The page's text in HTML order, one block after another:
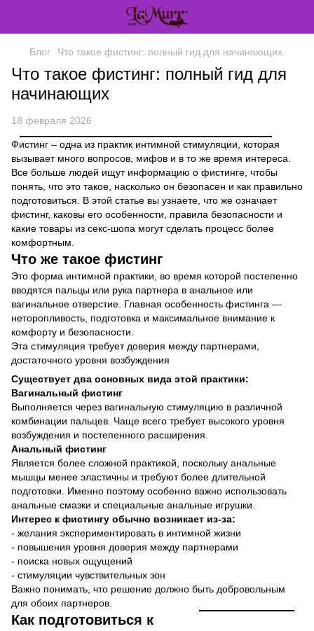
Блог Что такое фистинг: полный гид для начинающих
Что такое фистинг: полный гид для
начинающих
18 февраля 2026
Фистинг – одна из практик интимной стимуляции, которая
вызывает много вопросов, мифов и в то же время интереса.
Все больше людей ищут информацию о фистинге, чтобы
понять, что это такое, насколько он безопасен и как правильно
подготовиться. В этой статье вы узнаете, что же означает
фистинг, каковы его особенности, правила безопасности и
какие товары из секс-шопа могут сделать процесс более
комфортным.
Что же такое фистинг
Это форма интимной практики, во время которой постепенно
вводятся пальцы или рука партнера в анальное или
вагинальное отверстие. Главная особенность фистинга —
неторопливость, подготовка и максимальное внимание к
комфорту и безопасности.
Эта стимуляция требует доверия между партнерами,
достаточного уровня возбуждения
Существует два основных вида этой практики:
Вагинальный фистинг
Выполняется через вагинальную стимуляцию в различной
комбинации пальцев. Чаще всего требует высокого уровня
возбуждения и постепенного расширения.
Анальный фистинг
Является более сложной практикой, поскольку анальные
мышцы менее эластичны и требуют более длительной
подготовки. Именно поэтому особенно важно использовать
анальные смазки и специальные анальные игрушки.
Интерес к фистингу обычно возникает из-за:
- желания экспериментировать в интимной жизни
- повышения уровня доверия между партнерами
- поиска новых ощущений
- стимуляции чувствительных зон
Важно понимать, что решение должно быть добровольным
для обоих партнеров.
Как подготовиться к